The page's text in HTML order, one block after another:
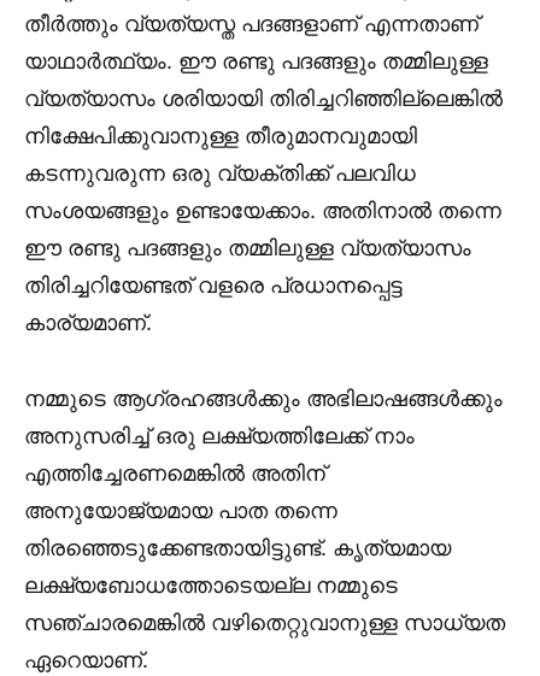
തീർത്തും വ്യത്യസ്ത പദങ്ങളാണ് എന്നതാണ്
യാഥാർത്ഥ്യം. ഈ രണ്ടു പദങ്ങളും തമ്മിലുള്ള
വ്യത്യാസം ശരിയായി തിരിച്ചറിഞ്ഞില്ലെങ്കിൽ
നിക്ഷേപിക്കുവാനുള്ള തീരുമാനവുമായി
കടന്നുവരുന്ന ഒരു വ്യക്തിക്ക് പലവിധ
സംശയങ്ങളും ഉണ്ടായേക്കാം. അതിനാൽ തന്നെ
ഈ രണ്ടു പദങ്ങളും തമ്മിലുള്ള വ്യത്യാസം
തിരിച്ചറിയേണ്ടത് വളരെ പ്രധാനപ്പെട്ട
കാര്യമാണ്.
നമ്മുടെ ആഗ്രഹങ്ങൾക്കും അഭിലാഷങ്ങൾക്കും
അനുസരിച്ച് ഒരു ലക്ഷ്യത്തിലേക്ക് നാം
എത്തിച്ചേരണമെങ്കിൽ അതിന്
അനുയോജ്യമായ പാത തന്നെ
തിരഞ്ഞെടുക്കേണ്ടതായിട്ടുണ്ട്. കൃത്യമായ
ലക്ഷ്യബോധത്തോടെയല്ല നമ്മുടെ
സഞ്ചാരമെങ്കിൽ വഴിതെറ്റുവാനുള്ള സാധ്യത
ഏറെയാണ്.